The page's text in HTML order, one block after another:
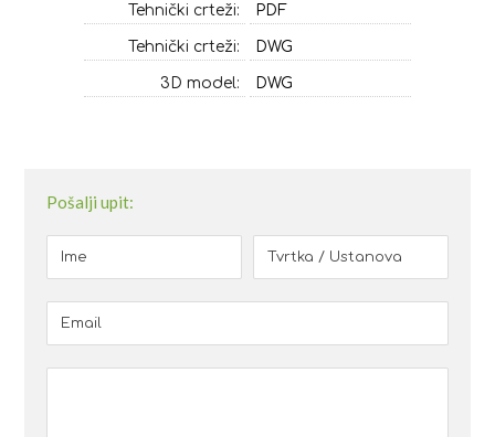
Tehnički crteži: PDF
Tehnički crteži: DWG
3D model: DWG
Pošalji upit: